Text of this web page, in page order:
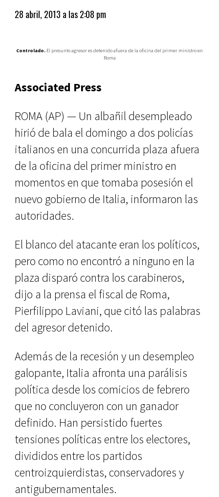
28 abril, 2013 a las 2:08 pm
Controlado. El presunto agresor es detenido afuera de la oficina del primer ministro en
Roma
Associated Press
ROMA (AP) — Un albañil desempleado
hirió de bala el domingo a dos policías
italianos en una concurrida plaza afuera
de la oficina del primer ministro en
momentos en que tomaba posesión el
nuevo gobierno de Italia, informaron las
autoridades.
El blanco del atacante eran los políticos,
pero como no encontró a ninguno en la
plaza disparó contra los carabineros,
dijo a la prensa el fiscal de Roma,
Pierfilippo Laviani, que citó las palabras
del agresor detenido.
Además de la recesión y un desempleo
galopante, Italia afronta una parálisis
política desde los comicios de febrero
que no concluyeron con un ganador
definido. Han persistido fuertes
tensiones políticas entre los electores,
divididos entre los partidos
centroizquierdistas, conservadores y
antigubernamentales.